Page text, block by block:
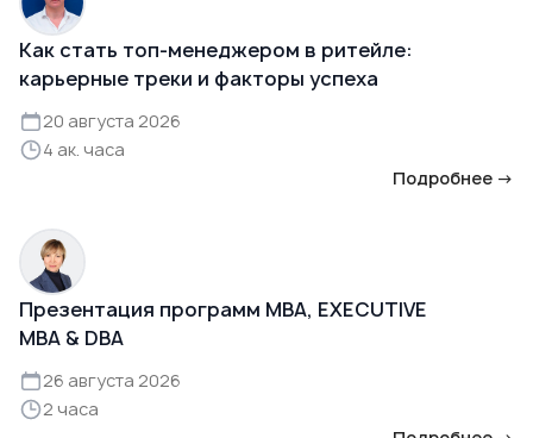
Как стать топ-менеджером в ритейле:
карьерные треки и факторы успеха
20 августа 2026
4 ак. часа
Подробнее →
Презентация программ MBA, EXECUTIVE
MBA & DBA
26 августа 2026
2 часа